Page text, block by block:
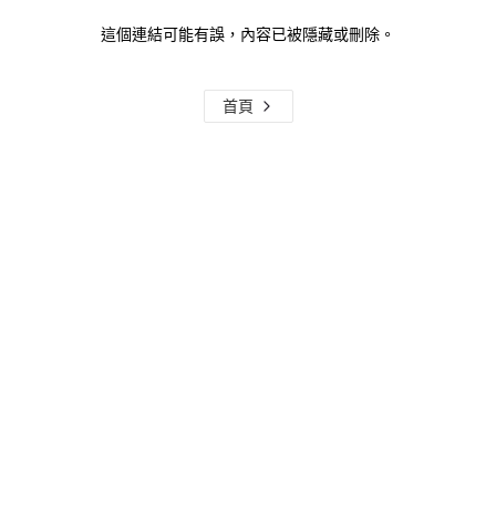
這個連結可能有誤，內容已被隱藏或刪除。
首頁